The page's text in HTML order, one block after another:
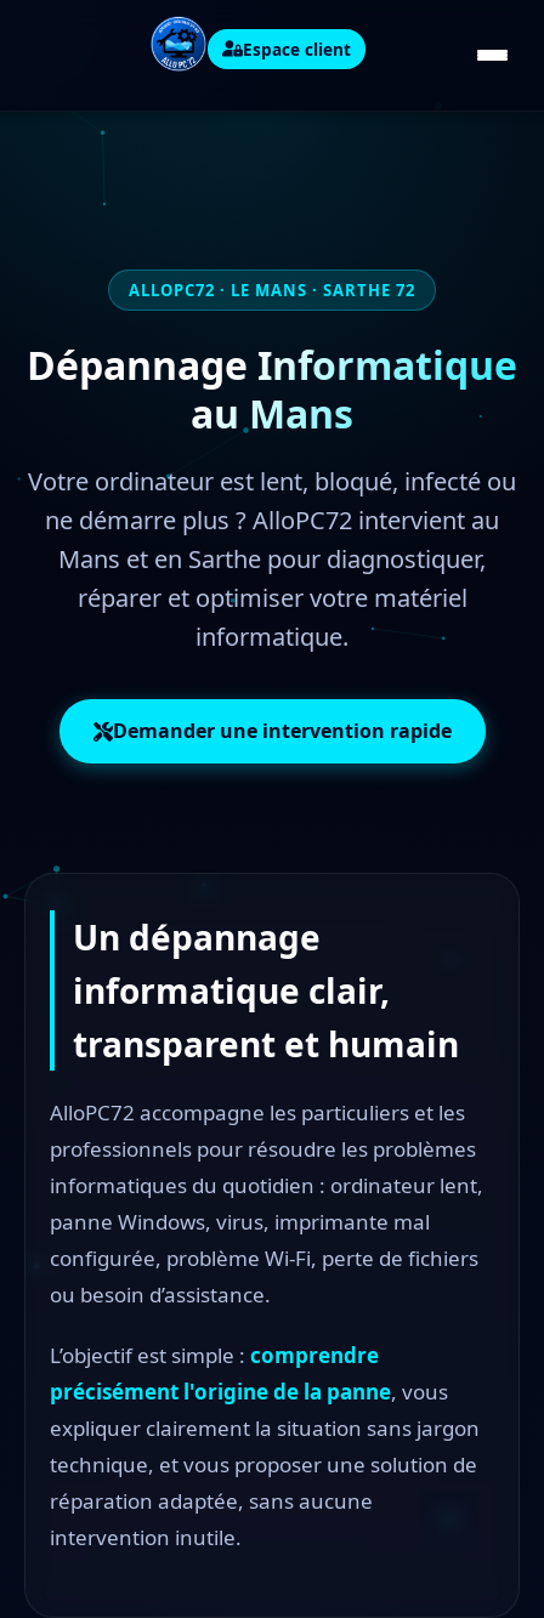
Espace client
ALLOPC72 · LE MANS · SARTHE 72
Dépannage Informatique
au Mans
Votre ordinateur est lent, bloqué, infecté ou
ne démarre plus ? AlloPC72 intervient au
Mans et en Sarthe pour diagnostiquer,
réparer et optimiser votre matériel
informatique.
Demander une intervention rapide
Un dépannage
informatique clair,
transparent et humain
AlloPC72 accompagne les particuliers et les
professionnels pour résoudre les problèmes
informatiques du quotidien : ordinateur lent,
panne Windows, virus, imprimante mal
configurée, problème Wi-Fi, perte de fichiers
ou besoin d’assistance.
L’objectif est simple : comprendre
précisément l'origine de la panne, vous
expliquer clairement la situation sans jargon
technique, et vous proposer une solution de
réparation adaptée, sans aucune
intervention inutile.